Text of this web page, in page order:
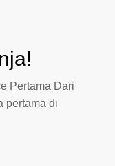
Pertama Dari
pertama di